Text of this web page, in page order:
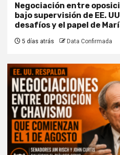
Negociación entre
bajo supervisión de EE.
desafíos y el papel de
5 días atrás Data Confirmada